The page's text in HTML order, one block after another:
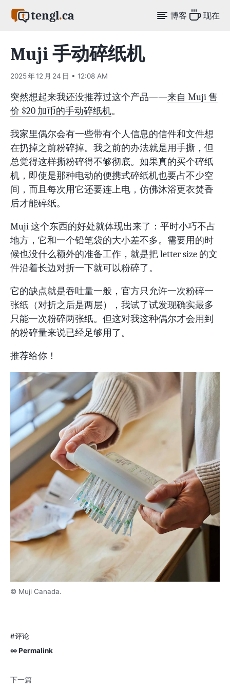
tengl.ca 博客 现在
Muji 手动碎纸机
2025 年 12 月 24 日 • 12:08 AM
突然想起来我还没推荐过这个产品——来自 Muji 售
价 $20 加币的手动碎纸机。
我家里偶尔会有一些带有个人信息的信件和文件想
在扔掉之前粉碎掉。我之前的办法就是用手撕，但
总觉得这样撕粉碎得不够彻底。如果真的买个碎纸
机，即使是那种电动的便携式碎纸机也要占不少空
间，而且每次用它还要连上电，仿佛沐浴更衣焚香
后才能碎纸。
Muji 这个东西的好处就体现出来了：平时小巧不占
地方，它和一个铅笔袋的大小差不多。需要用的时
候也没什么额外的准备工作，就是把 letter size 的文
件沿着长边对折一下就可以粉碎了。
它的缺点就是吞吐量一般，官方只允许一次粉碎一
张纸（对折之后是两层），我试了试发现确实最多
只能一次粉碎两张纸。但这对我这种偶尔才会用到
的粉碎量来说已经足够用了。
推荐给你！
© Muji Canada.
#评论
∞ Permalink